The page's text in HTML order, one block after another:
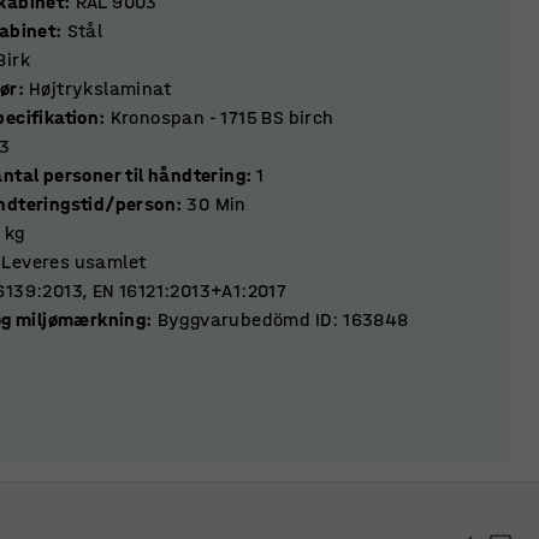
: Stål
: Højtrykslaminat
: Kronospan - 1715 BS birch
3
personer til håndtering: 1
person: 30 Min
kg
Leveres usamlet
EN 16121:2013+A1:2017
miljømærkning: Byggvarubedömd ID: 163848